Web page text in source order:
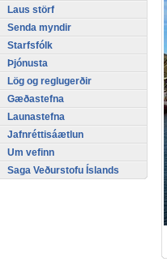
Laus störf
Senda myndir
Starfsfólk
Þjónusta
Lög og reglugerðir
Gæðastefna
Launastefna
Jafnréttisáætlun
Um vefinn
Saga Veðurstofu Íslands